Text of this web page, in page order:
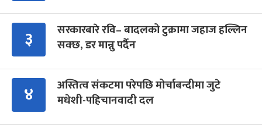
३
सरकारबारे रवि– बादलको टुक्रामा जहाज हल्लिन
सक्छ, डर मान्नु पर्दैन
४
अस्तित्व संकटमा परेपछि मोर्चाबन्दीमा जुटे
मधेशी-पहिचानवादी दल